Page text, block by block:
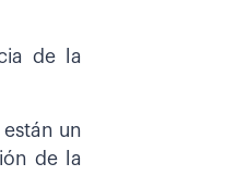
de la
un
de la